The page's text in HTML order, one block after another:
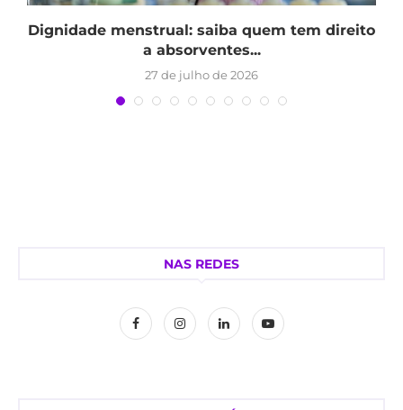
Dignidade menstrual: saiba quem tem direito
a absorventes...
27 de julho de 2026
NAS REDES